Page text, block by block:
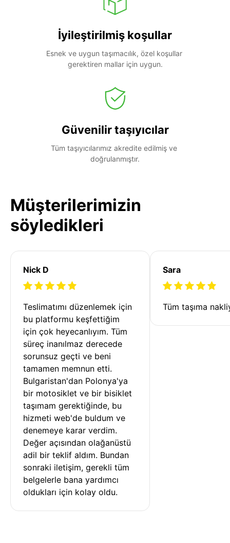
İyileştirilmiş koşullar
Esnek ve uygun taşımacılık, özel koşullar
gerektiren mallar için uygun.
Güvenilir taşıyıcılar
Tüm taşıyıcılarımız akredite edilmiş ve
doğrulanmıştır.
Müşterilerimizin
söyledikleri
Nick D
Teslimatımı düzenlemek için
bu platformu keşfettiğim
için çok heyecanlıyım. Tüm
süreç inanılmaz derecede
sorunsuz geçti ve beni
tamamen memnun etti.
Bulgaristan'dan Polonya'ya
bir motosiklet ve bir bisiklet
taşımam gerektiğinde, bu
hizmeti web'de buldum ve
denemeye karar verdim.
Değer açısından olağanüstü
adil bir teklif aldım. Bundan
sonraki iletişim, gerekli tüm
belgelerle bana yardımcı
oldukları için kolay oldu.
Sara
Tüm taşıma